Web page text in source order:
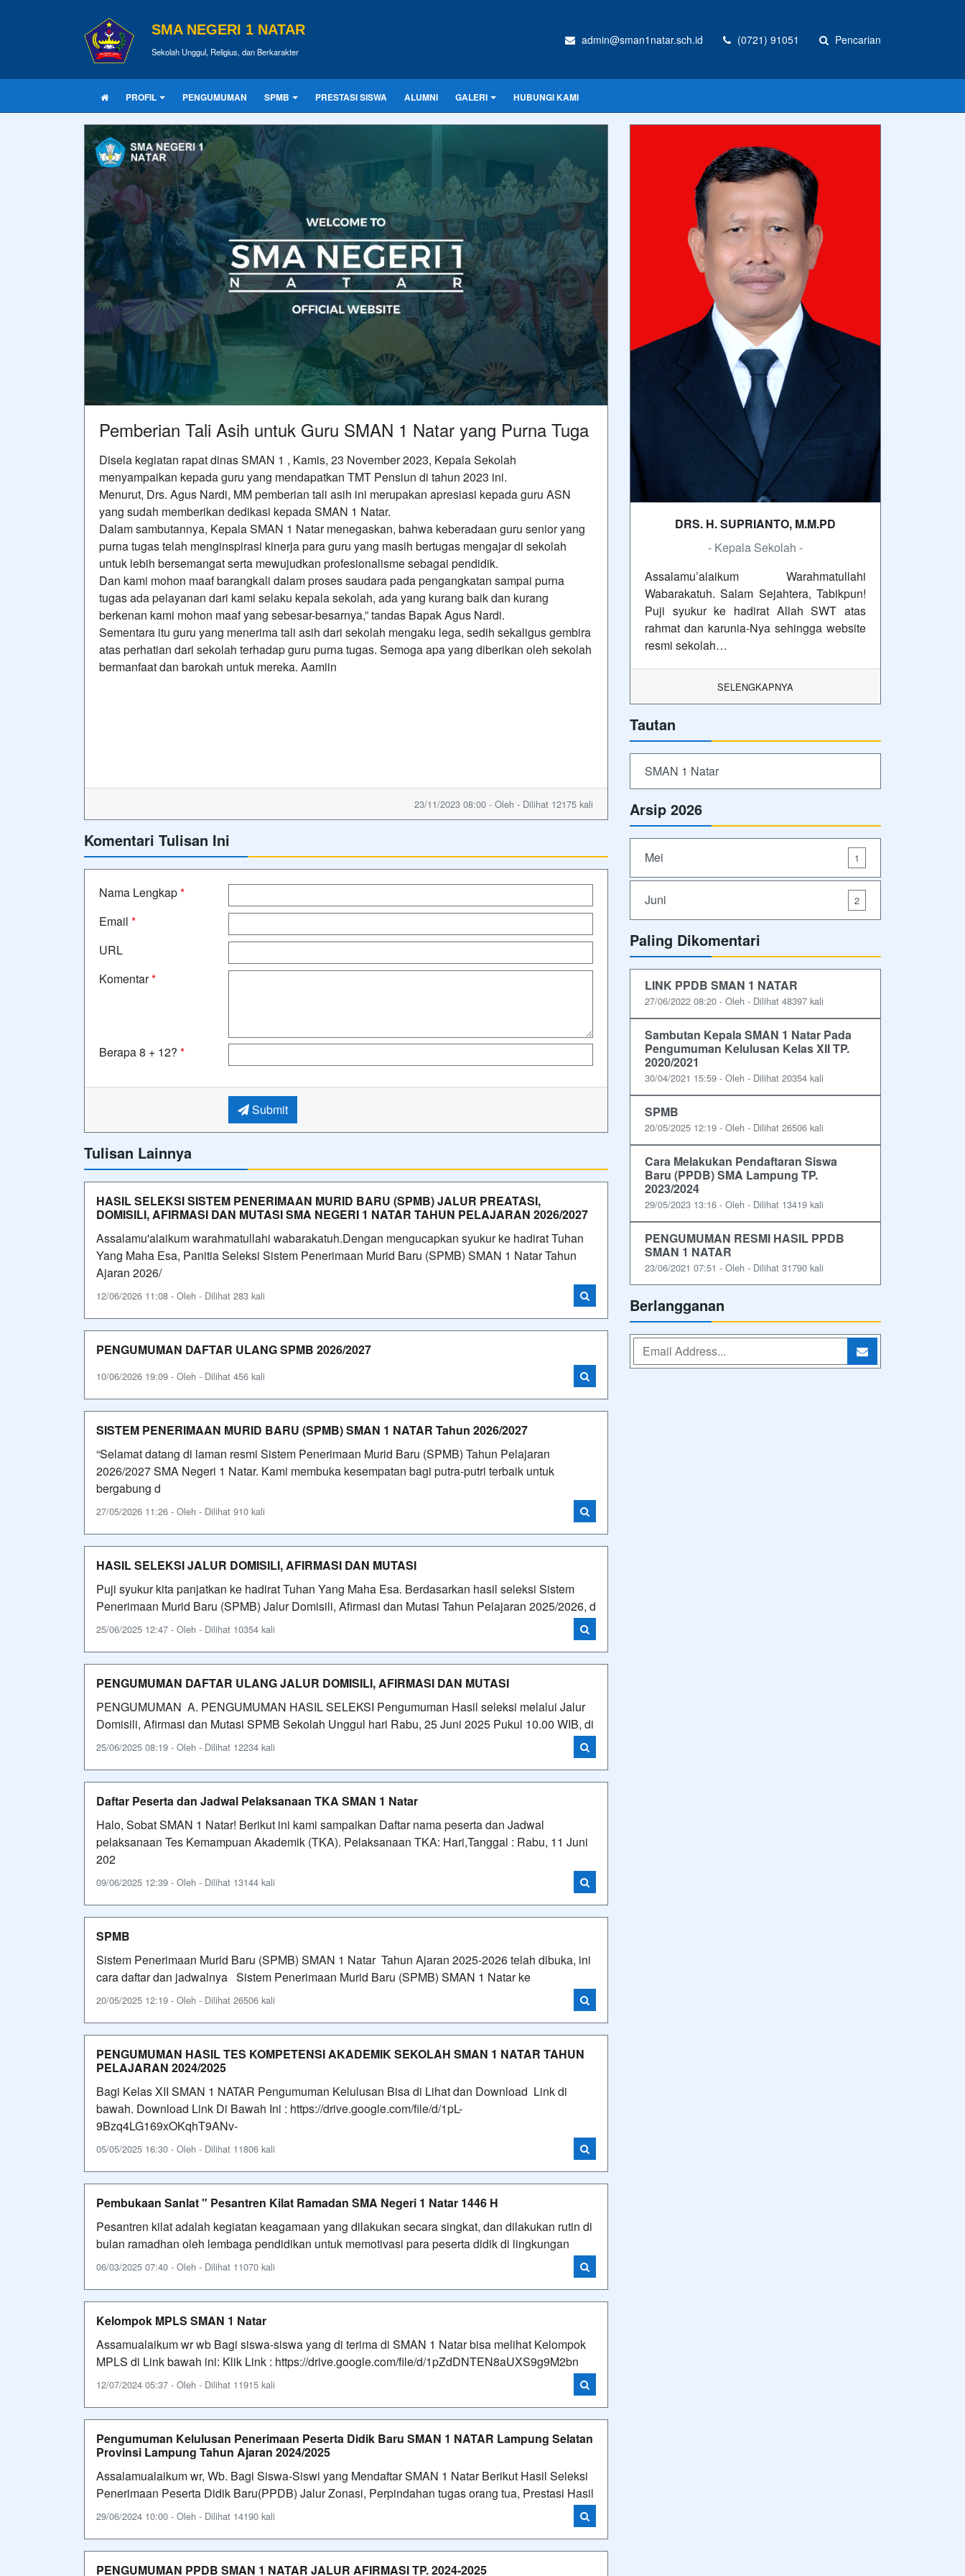
SMA NEGERI 1 NATAR
Sekolah Unggul, Religius, dan Berkarakter
admin@sman1natar.sch.id (0721) 91051 Pencarian
PROFIL PENGUMUMAN SPMB PRESTASI SISWA ALUMNI GALERI HUBUNGI KAMI
Pemberian Tali Asih untuk Guru SMAN 1 Natar yang Purna Tuga
Disela kegiatan rapat dinas SMAN 1 , Kamis, 23 November 2023, Kepala Sekolah
menyampaikan kepada guru yang mendapatkan TMT Pensiun di tahun 2023 ini.
Menurut, Drs. Agus Nardi, MM pemberian tali asih ini merupakan apresiasi kepada guru ASN
yang sudah memberikan dedikasi kepada SMAN 1 Natar.
Dalam sambutannya, Kepala SMAN 1 Natar menegaskan, bahwa keberadaan guru senior yang
purna tugas telah menginspirasi kinerja para guru yang masih bertugas mengajar di sekolah
untuk lebih bersemangat serta mewujudkan profesionalisme sebagai pendidik.
Dan kami mohon maaf barangkali dalam proses saudara pada pengangkatan sampai purna
tugas ada pelayanan dari kami selaku kepala sekolah, ada yang kurang baik dan kurang
berkenan kami mohon maaf yang sebesar-besarnya,” tandas Bapak Agus Nardi.
Sementara itu guru yang menerima tali asih dari sekolah mengaku lega, sedih sekaligus gembira
atas perhatian dari sekolah terhadap guru purna tugas. Semoga apa yang diberikan oleh sekolah
bermanfaat dan barokah untuk mereka. Aamiin
23/11/2023 08:00 - Oleh - Dilihat 12175 kali
Komentari Tulisan Ini
Nama Lengkap*
Email *
URL
Komentar*
Berapa 8 + 12? *
Submit
Tulisan Lainnya
HASIL SELEKSI SISTEM PENERIMAAN MURID BARU (SPMB) JALUR PREATASI,
DOMISILI, AFIRMASI DAN MUTASI SMA NEGERI 1 NATAR TAHUN PELAJARAN 2026/2027
Assalamu'alaikum warahmatullahi wabarakatuh.Dengan mengucapkan syukur ke hadirat Tuhan
Yang Maha Esa, Panitia Seleksi Sistem Penerimaan Murid Baru (SPMB) SMAN 1 Natar Tahun
Ajaran 2026/
12/06/2026 11:08 - Oleh - Dilihat 283 kali
PENGUMUMAN DAFTAR ULANG SPMB 2026/2027
10/06/2026 19:09 - Oleh - Dilihat 456 kali
SISTEM PENERIMAAN MURID BARU (SPMB) SMAN 1 NATAR Tahun 2026/2027
“Selamat datang di laman resmi Sistem Penerimaan Murid Baru (SPMB) Tahun Pelajaran
2026/2027 SMA Negeri 1 Natar. Kami membuka kesempatan bagi putra-putri terbaik untuk
bergabung d
27/05/2026 11:26 - Oleh - Dilihat 910 kali
HASIL SELEKSI JALUR DOMISILI, AFIRMASI DAN MUTASI
Puji syukur kita panjatkan ke hadirat Tuhan Yang Maha Esa. Berdasarkan hasil seleksi Sistem
Penerimaan Murid Baru (SPMB) Jalur Domisili, Afirmasi dan Mutasi Tahun Pelajaran 2025/2026, d
25/06/2025 12:47 - Oleh - Dilihat 10354 kali
PENGUMUMAN DAFTAR ULANG JALUR DOMISILI, AFIRMASI DAN MUTASI
PENGUMUMAN A. PENGUMUMAN HASIL SELEKSI Pengumuman Hasil seleksi melalui Jalur
Domisili, Afirmasi dan Mutasi SPMB Sekolah Unggul hari Rabu, 25 Juni 2025 Pukul 10.00 WIB, di
25/06/2025 08:19 - Oleh - Dilihat 12234 kali
Daftar Peserta dan Jadwal Pelaksanaan TKA SMAN 1 Natar
Halo, Sobat SMAN 1 Natar! Berikut ini kami sampaikan Daftar nama peserta dan Jadwal
pelaksanaan Tes Kemampuan Akademik (TKA). Pelaksanaan TKA: Hari,Tanggal : Rabu, 11 Juni
202
09/06/2025 12:39 - Oleh - Dilihat 13144 kali
SPMB
Sistem Penerimaan Murid Baru (SPMB) SMAN 1 Natar Tahun Ajaran 2025-2026 telah dibuka, ini
cara daftar dan jadwalnya Sistem Penerimaan Murid Baru (SPMB) SMAN 1 Natar ke
20/05/2025 12:19 - Oleh - Dilihat 26506 kali
PENGUMUMAN HASIL TES KOMPETENSI AKADEMIK SEKOLAH SMAN 1 NATAR TAHUN
PELAJARAN 2024/2025
Bagi Kelas XII SMAN 1 NATAR Pengumuman Kelulusan Bisa di Lihat dan Download Link di
bawah. Download Link Di Bawah Ini : https://drive.google.com/file/d/1pL-
9Bzq4LG169xOKqhT9ANv-
05/05/2025 16:30 - Oleh - Dilihat 11806 kali
Pembukaan Sanlat " Pesantren Kilat Ramadan SMA Negeri 1 Natar 1446 H
Pesantren kilat adalah kegiatan keagamaan yang dilakukan secara singkat, dan dilakukan rutin di
bulan ramadhan oleh lembaga pendidikan untuk memotivasi para peserta didik di lingkungan
06/03/2025 07:40 - Oleh - Dilihat 11070 kali
Kelompok MPLS SMAN 1 Natar
Assamualaikum wr wb Bagi siswa-siswa yang di terima di SMAN 1 Natar bisa melihat Kelompok
MPLS di Link bawah ini: Klik Link : https://drive.google.com/file/d/1pZdDNTEN8aUXS9g9M2bn
12/07/2024 05:37 - Oleh - Dilihat 11915 kali
Pengumuman Kelulusan Penerimaan Peserta Didik Baru SMAN 1 NATAR Lampung Selatan
Provinsi Lampung Tahun Ajaran 2024/2025
Assalamualaikum wr, Wb. Bagi Siswa-Siswi yang Mendaftar SMAN 1 Natar Berikut Hasil Seleksi
Penerimaan Peserta Didik Baru(PPDB) Jalur Zonasi, Perpindahan tugas orang tua, Prestasi Hasil
29/06/2024 10:00 - Oleh - Dilihat 14190 kali
PENGUMUMAN PPDB SMAN 1 NATAR JALUR AFIRMASI TP. 2024-2025
DRS. H. SUPRIANTO, M.M.PD
- Kepala Sekolah -
Assalamu’alaikum Warahmatullahi
Wabarakatuh. Salam Sejahtera, Tabikpun!
Puji syukur ke hadirat Allah SWT atas
rahmat dan karunia-Nya sehingga website
resmi sekolah…
SELENGKAPNYA
Tautan
SMAN 1 Natar
Arsip 2026
Mei 1
Juni 2
Paling Dikomentari
LINK PPDB SMAN 1 NATAR
27/06/2022 08:20 - Oleh - Dilihat 48397 kali
Sambutan Kepala SMAN 1 Natar Pada
Pengumuman Kelulusan Kelas XII TP.
2020/2021
30/04/2021 15:59 - Oleh - Dilihat 20354 kali
SPMB
20/05/2025 12:19 - Oleh - Dilihat 26506 kali
Cara Melakukan Pendaftaran Siswa
Baru (PPDB) SMA Lampung TP.
2023/2024
29/05/2023 13:16 - Oleh - Dilihat 13419 kali
PENGUMUMAN RESMI HASIL PPDB
SMAN 1 NATAR
23/06/2021 07:51 - Oleh - Dilihat 31790 kali
Berlangganan